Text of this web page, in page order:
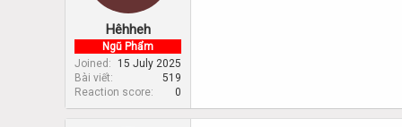
Hêhheh
Ngũ Phẩm
Joined
15 July 2025
Bài viết
519
Reaction score
0